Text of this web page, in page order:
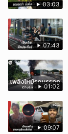
03:03
07:43
01:02
09:07